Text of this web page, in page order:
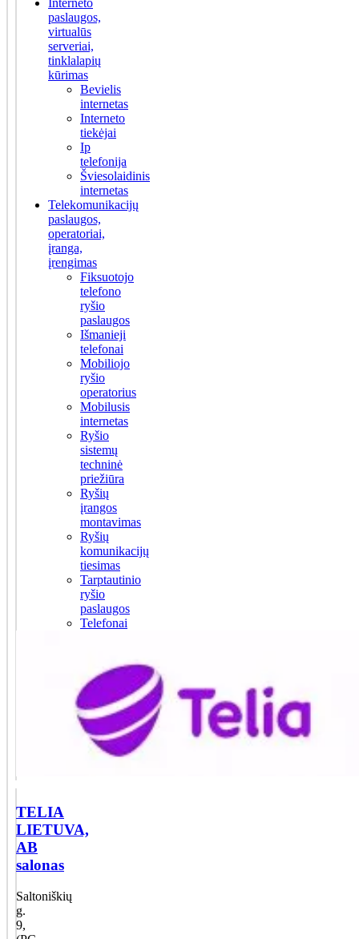
Interneto
paslaugos,
virtualūs
serveriai,
tinklalapių
kūrimas
Bevielis
internetas
Interneto
tiekėjai
Ip
telefonija
Šviesolaidinis
internetas
Telekomunikacijų
paslaugos,
operatoriai,
įranga,
įrengimas
Fiksuotojo
telefono
ryšio
paslaugos
Išmanieji
telefonai
Mobiliojo
ryšio
operatorius
Mobilusis
internetas
Ryšio
sistemų
techninė
priežiūra
Ryšių
įrangos
montavimas
Ryšių
komunikacijų
tiesimas
Tarptautinio
ryšio
paslaugos
Telefonai
TELIA
LIETUVA,
AB
salonas
Saltoniškių
g.
9,